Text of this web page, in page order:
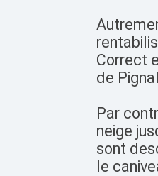
Correct
de
Par
neige
sont
le